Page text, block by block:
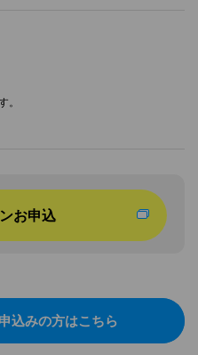
。
お申込
込みの方はこちら